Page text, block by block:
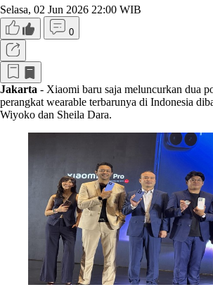
Selasa, 02 Jun 2026 22:00 WIB
0
Jakarta - Xiaomi baru saja meluncurkan dua
perangkat wearable terbarunya di Indonesia
Wiyoko dan Sheila Dara.